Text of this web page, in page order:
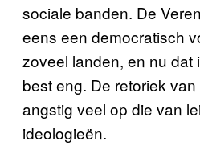
sociale banden. De
eens een democratisch
zoveel landen, en nu dat
best eng. De retoriek
angstig veel op die van
ideologieën.